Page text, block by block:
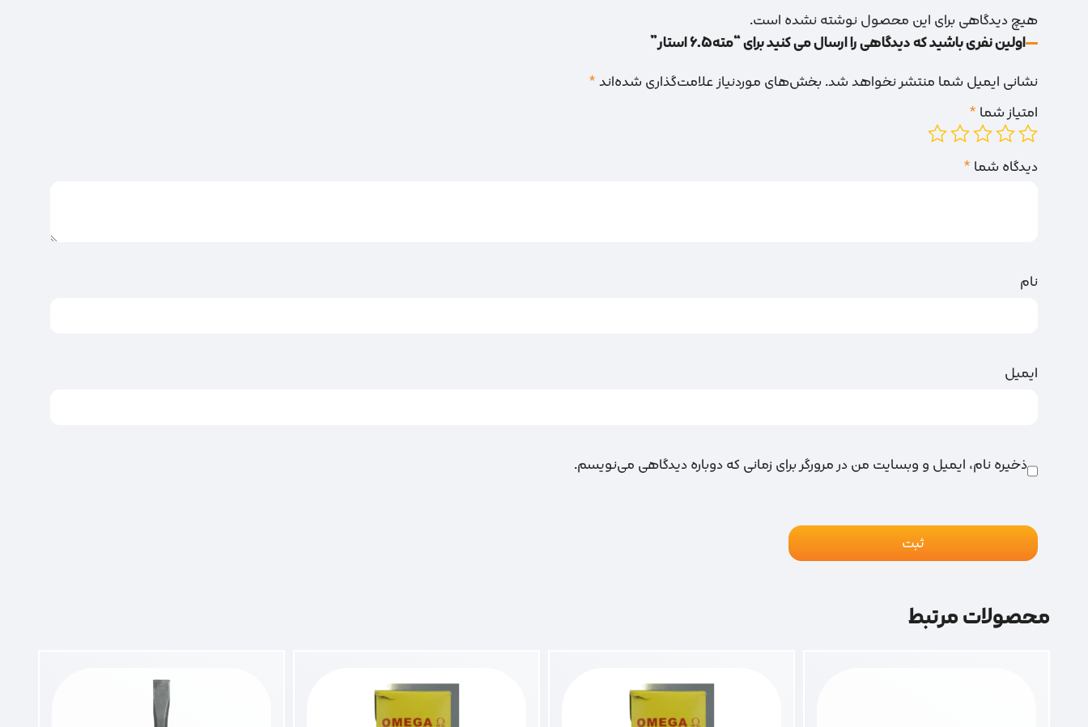
هیچ دیدگاهی برای این محصول نوشته نشده است.
اولین نفری باشید که دیدگاهی را ارسال می کنید برای “مته6.5 استار”
نشانی ایمیل شما منتشر نخواهد شد. بخش‌های موردنیاز علامت‌گذاری شده‌اند*
امتیاز شما *
دیدگاه شما *
نام
ایمیل
ذخیره نام، ایمیل و وبسایت من در مرورگر برای زمانی که دوباره دیدگاهی می‌نویسم.
محصولات مرتبط